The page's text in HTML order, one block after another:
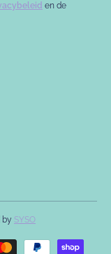
en de
by SYSO